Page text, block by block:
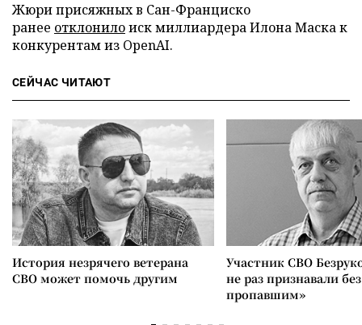
Жюри присяжных в Сан-Франциско
ранее отклонилоиск миллиардера Илона Маска к
конкурентам из OpenAI.
СЕЙЧАС ЧИТАЮТ
История незрячего ветерана
СВО может помочь другим
Участник СВО
не раз признавали
пропавшим»